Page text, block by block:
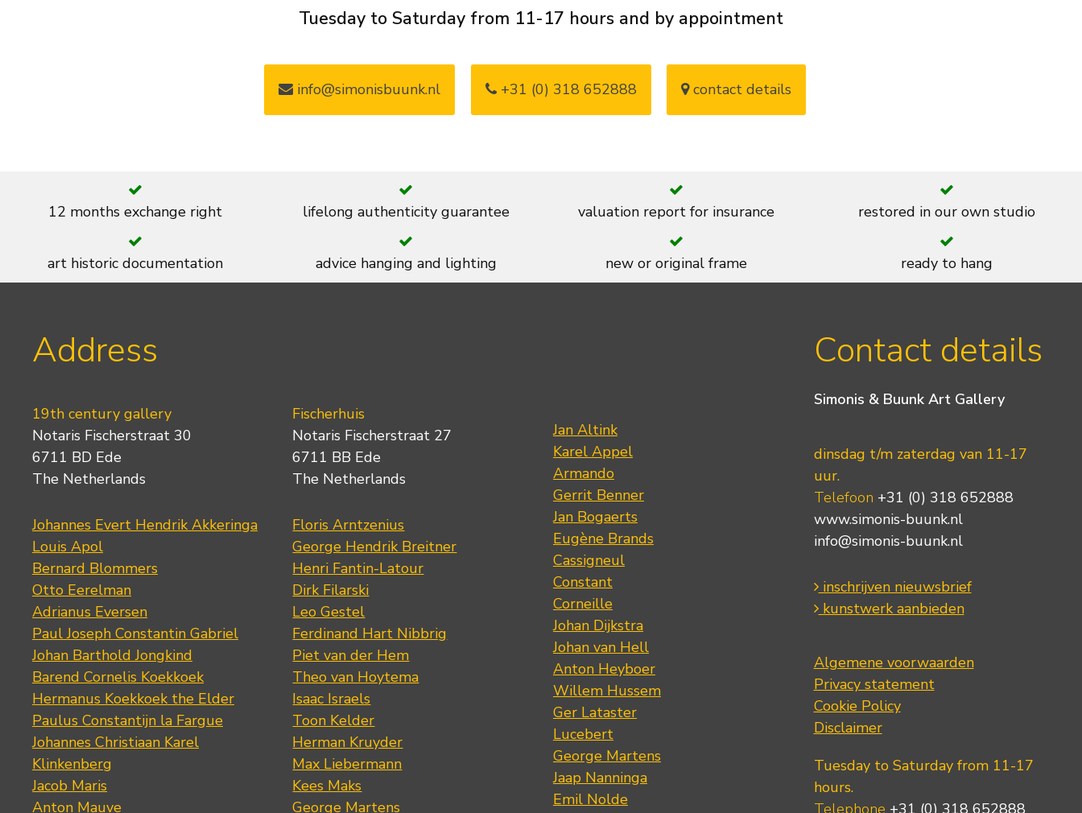
Tuesday to Saturday from 11-17 hours and by appointment
info@simonisbuunk.nl +31 (0) 318 652888 contact details
12 months exchange right lifelong authenticity guarantee valuation report for insurance restored in our own studio
art historic documentation advice hanging and lighting new or original frame ready to hang
Address
19th century gallery
Notaris Fischerstraat 30
6711 BD Ede
The Netherlands
Johannes Evert Hendrik Akkeringa
Louis Apol
Bernard Blommers
Otto Eerelman
Adrianus Eversen
Paul Joseph Constantin Gabriel
Johan Barthold Jongkind
Barend Cornelis Koekkoek
Hermanus Koekkoek the Elder
Paulus Constantijn la Fargue
Johannes Christiaan Karel
Klinkenberg
Jacob Maris
Anton Mauve
Fischerhuis
Notaris Fischerstraat 27
6711 BB Ede
The Netherlands
Floris Arntzenius
George Hendrik Breitner
Henri Fantin-Latour
Dirk Filarski
Leo Gestel
Ferdinand Hart Nibbrig
Piet van der Hem
Theo van Hoytema
Isaac Israels
Toon Kelder
Herman Kruyder
Max Liebermann
Kees Maks
George Martens
Jan Altink
Karel Appel
Armando
Gerrit Benner
Jan Bogaerts
Eugène Brands
Cassigneul
Constant
Corneille
Johan Dijkstra
Johan van Hell
Anton Heyboer
Willem Hussem
Ger Lataster
Lucebert
George Martens
Jaap Nanninga
Emil Nolde
Contact details
Simonis & Buunk Art Gallery
dinsdag t/m zaterdag van 11-17
uur.
Telefoon +31 (0) 318 652888
www.simonis-buunk.nl
info@simonis-buunk.nl
inschrijven nieuwsbrief
kunstwerk aanbieden
Algemene voorwaarden
Privacy statement
Cookie Policy
Disclaimer
Tuesday to Saturday from 11-17
hours.
Telephone +31 (0) 318 652888